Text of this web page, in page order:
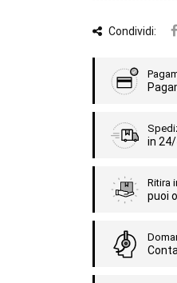
Condividi:
in
Ritira
puoi